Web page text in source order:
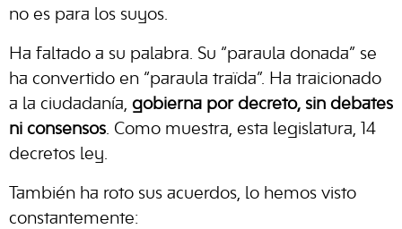
no es para los suyos.
Ha faltado a su palabra. Su “paraula donada” se
ha convertido en “paraula traïda”. Ha traicionado
a la ciudadanía, gobierna por decreto, sin debates
ni consensos. Como muestra, esta legislatura, 14
decretos ley.
También ha roto sus acuerdos, lo hemos visto
constantemente: